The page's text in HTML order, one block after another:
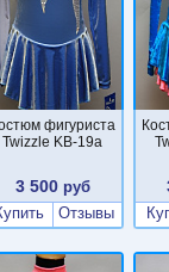
фигуриста
Twizzle KB-19a
3 500руб
Отзывы